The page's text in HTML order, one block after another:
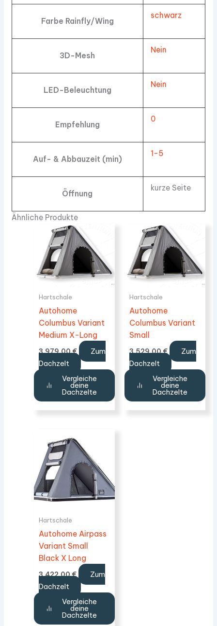
Farbe Rainfly/Wing
schwarz
3D-Mesh
Nein
LED-Beleuchtung
Nein
Empfehlung
0
Auf- & Abbauzeit (min)
1-5
Öffnung
kurze Seite
Ähnliche Produkte
Hartschale
Autohome
Columbus Variant
Medium X-Long
3.979,00€
Zum
Dachzelt
Vergleiche
deine
Dachzelte
Hartschale
Autohome
Columbus Variant
Small
3.529,00€
Zum
Dachzelt
Vergleiche
deine
Dachzelte
Hartschale
Autohome Airpass
Variant Small
Black X Long
3.422,00€
Zum
Dachzelt
Vergleiche
deine
Dachzelte